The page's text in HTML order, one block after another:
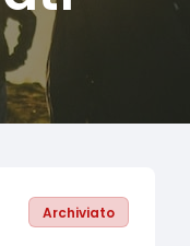
Archiviato